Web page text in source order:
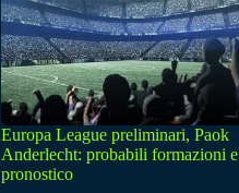
Europa League preliminari, Paok
Anderlecht: probabili formazioni e
pronostico